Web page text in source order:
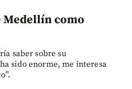
Medellín como
saber sobre su
sido enorme, me interesa